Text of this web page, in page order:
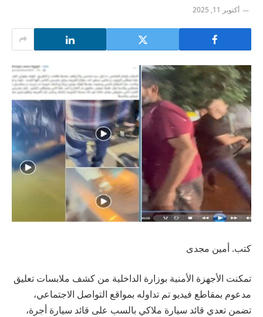
أكتوبر 11, 2025
كتب. أمين مجدى
تمكنت الأجهزة الأمنية بوزارة الداخلية من كشف ملابسات تعليق
مدعوم بمقاطع فيديو تم تداوله بمواقع التواصل الاجتماعي،
تضمن تعدي قائد سيارة ملاكي بالسب على قائد سيارة أجرة،